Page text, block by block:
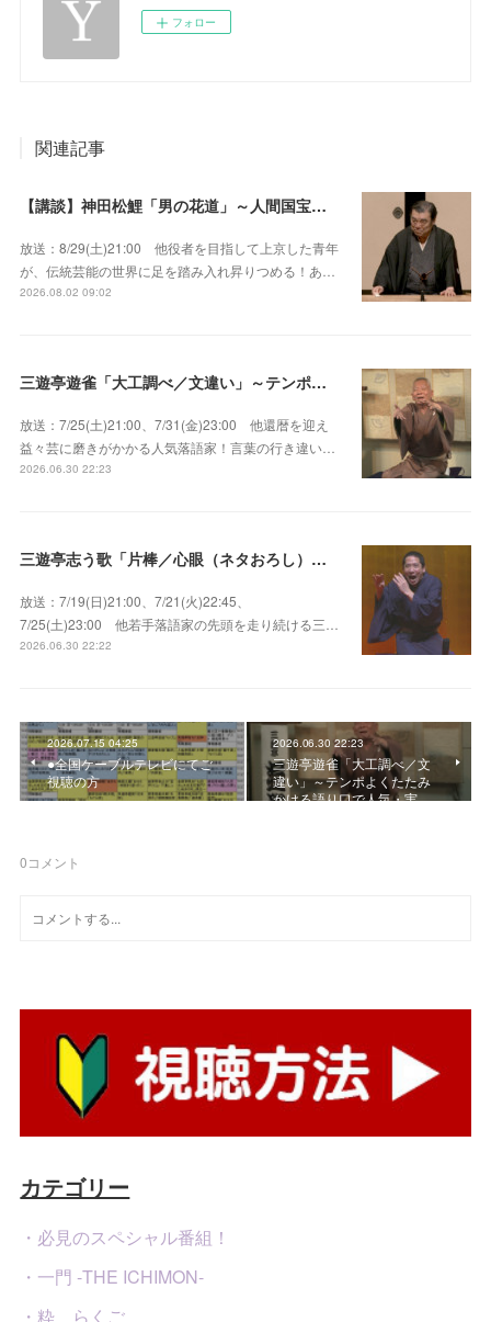
フォロー
関連記事
【講談】神田松鯉「男の花道」～人間国宝が男の約束を描いた大作を披露！
放送：8/29(土)21:00 他役者を目指して上京した青年
が、伝統芸能の世界に足を踏み入れ昇りつめる！あ…
2026.08.02 09:02
三遊亭遊雀「大工調べ／文違い」～テンポよくたたみかける語り口で人気・実力とも屈指！
放送：7/25(土)21:00、7/31(金)23:00 他還暦を迎え
益々芸に磨きがかかる人気落語家！言葉の行き違い…
2026.06.30 22:23
三遊亭志う歌「片棒／心眼（ネタおろし）／百年目」～すべてが規格外の天才肌！
放送：7/19(日)21:00、7/21(火)22:45、
7/25(土)23:00 他若手落語家の先頭を走り続ける三…
2026.06.30 22:22
2026.07.15 04:25
●全国ケーブルテレビにてご
視聴の方
2026.06.30 22:23
三遊亭遊雀「大工調べ／文
違い」～テンポよくたたみ
かける語り口で人気・実…
0コメント
カテゴリー
・必見のスペシャル番組！
・一門 -THE ICHIMON-
・粋 らくご